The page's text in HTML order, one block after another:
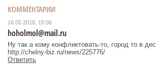
КОММЕНТАРИИ
16.05.2018, 15:06
hoholmol@mail.ru
Ну так а кому конфликтовать-то, город то в
http://chelny-biz.ru/news/225776/
Ответить